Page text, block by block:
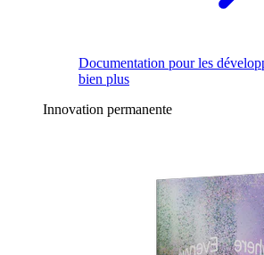
Documentation pour les
bien plus
Innovation permanente